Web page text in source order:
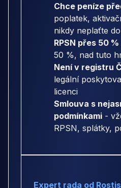
Chce peníze
poplatek,
nikdy neplaťte
RPSN přes 50 %
50 %, nad tuto
Není v registru
legální
licenci
Smlouva s
podmínkami -
RPSN, splátky,
Expert rada od